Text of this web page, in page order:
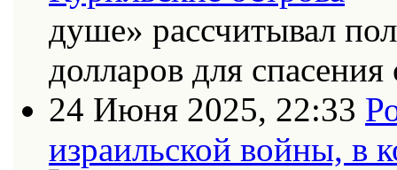
душе» рассчитывал
долларов для спасения
24 Июня 2025, 22:33
израильской войны, в